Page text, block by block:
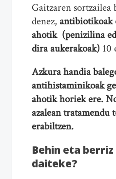
Gaitzaren sortzailea
denez, antibiotikoak
ahotik (penizilina
dira aukerakoak) 10
Azkura handia
antihistaminikoak
ahotik horiek ere.
azalean tratamendu
erabiltzen.
Behin eta
daiteke?